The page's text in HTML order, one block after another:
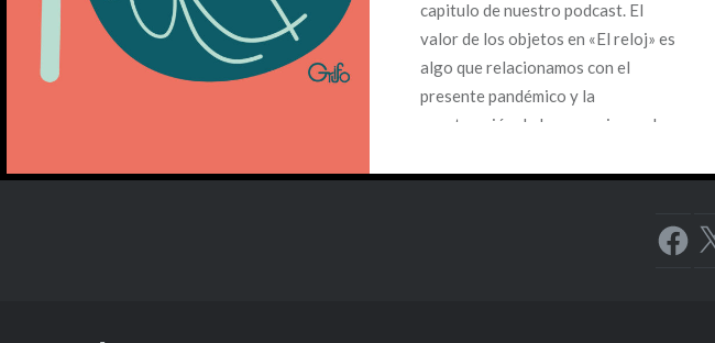
capitulo de nuestro podcast. El
valor de los objetos en «El reloj» es
algo que relacionamos con el
presente pandémico y la
construcción de los espacios en la
X